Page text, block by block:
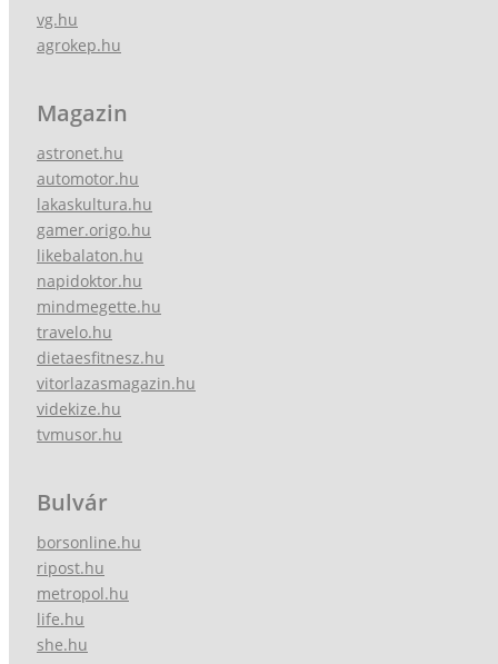
vg.hu
agrokep.hu
Magazin
astronet.hu
automotor.hu
lakaskultura.hu
gamer.origo.hu
likebalaton.hu
napidoktor.hu
mindmegette.hu
travelo.hu
dietaesfitnesz.hu
vitorlazasmagazin.hu
videkize.hu
tvmusor.hu
Bulvár
borsonline.hu
ripost.hu
metropol.hu
life.hu
she.hu